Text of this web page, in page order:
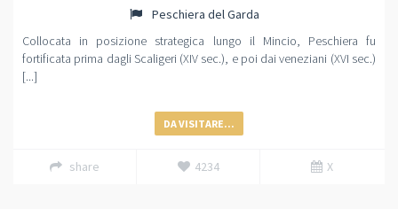
Peschiera del Garda
Collocata in posizione strategica lungo il Mincio, Peschiera fu
fortificata prima dagli Scaligeri (XIV sec.), e poi dai veneziani (XVI sec.)
[...]
DA VISITARE...
share 4234 X